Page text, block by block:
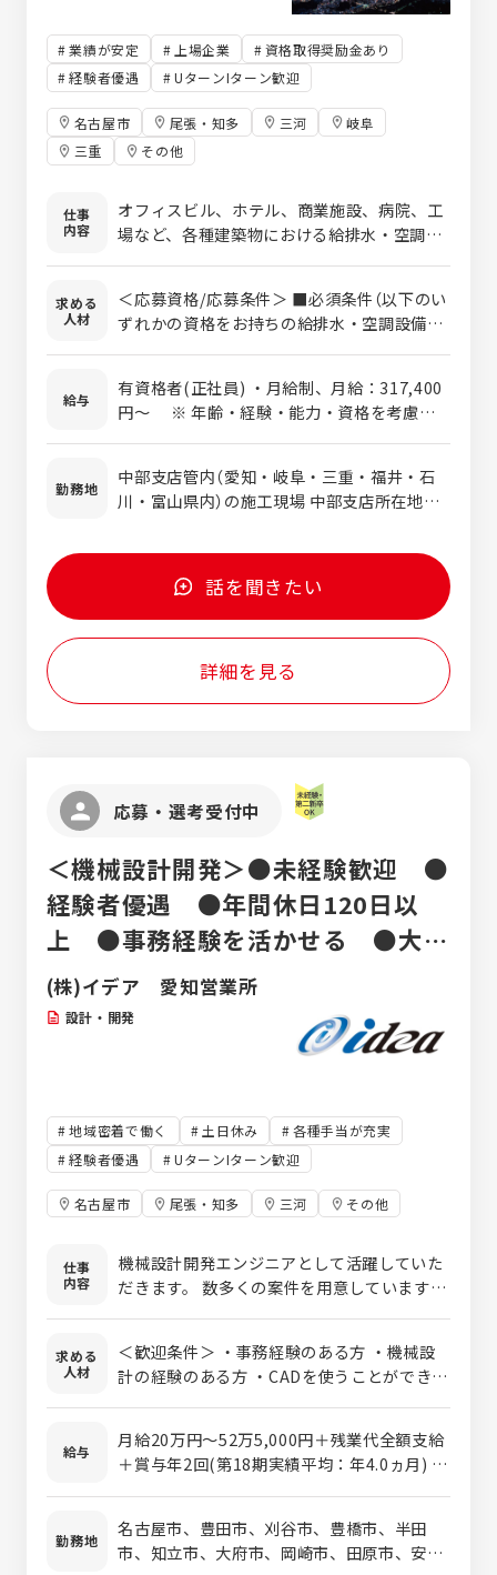
業績が安定 上場企業
資格取得奨励金あり
経験者優遇
UターンIターン歓迎
名古屋市 尾張・知多 三河
岐阜
三重
その他
仕事
内容
オフィスビル、ホテル、商業施設、病院、工
場など、各種建築物における給排水・空調設
理・資材管理・安全管理・労務管理・原価管
理・品質管理などを通じて、現場のモチベー
ション・生産性を高めていく役割です。ゼネ
コンや工事業者、施主など、様々な関係者と
の折衝も担当していただきます。 物件の規模
テップアップできます。入社2〜3年は、社内
のルールや関電工の仕事のスタイルを学んで
落ち着けて仕事に取り組んでください。
求める
人材
＜応募資格/応募条件＞ ■必須条件（以下のい
ずれかの資格をお持ちの給排水・空調設備工
工事施工管理技士 ※40歳以上の方は「1級
管工事施工管理技士」保有が必須となりま
す。 ■歓迎条件 ・1級管工事施工管理技士
（監理技術者）受験資格保有 ・給排水・空調設
備工事の現場代理人経験のある方 ■求める人
給与
有資格者(正社員) ・月給制、月給：317,400
円～ ※ 年齢・経験・能力・資格を考慮の
25歳/673万円、30歳/723万円、35歳/945
万円、40歳/1,076万円、45歳/1,123万円
験・資格により上下する可能性があります。
勤務地
中部支店管内（愛知・岐阜・三重・福井・石
川・富山県内）の施工現場 中部支店所在地：
6階 （最寄駅：伏見駅、徒歩5分） ※転勤：工
事対応で他県に出張の可能性有り（特に静
岡・長野県） 受動喫煙対策：屋内執務フロア
全面禁煙
話を聞きたい
詳細を見る
応募・選考受付中
＜機械設計開発＞●未経験歓迎 ●
経験者優遇 ●年間休日120日以
上 ●事務経験を活かせる ●大手
企業開発PJに携われる
(株)イデア 愛知営業所
設計・開発
地域密着で働く 土日休み
各種手当が充実
経験者優遇
UターンIターン歓迎
名古屋市 尾張・知多 三河 その他
仕事
内容
機械設計開発エンジニアとして活躍していた
だきます。 数多くの案件を用意していますの
分野で、設計・開発・評価などの業務に携わ
ることができます。 未経験でも教育制度がし
っかりありますので安心です。 《プロジェク
トを一部紹介》 ■製品設計 【自動車・二輪
車】 ◎車体設計（バックドア、ボデーシェル、
サンルーフ等） ◎EV自動車向けモータ、イン
り系等の設計 ◎トランスミッションの開発設
計・VA検討 ◎内装設計（インパネ、トリム、
求める
人材
＜歓迎条件＞ ・事務経験のある方 ・機械設
計の経験のある方 ・CADを使うことができる
これまでの経験を活かし『設計者』として更な
るスキルアップを目指したい方 ■下記いずれ
かの経験・スキルをお持ちの方は大歓迎！ ◎
理工・情報系の学校（高校・高専・大学）を卒
業された方 ◎自動車やバイク等の輸送機器や
給与
月給20万円～52万5,000円＋残業代全額支給
＋賞与年2回(第18期実績平均：年4.0ヵ月) ※
生、給与に変わりはありません) 《実際の給与
例》 ■年収410万円／20代 ※月給、各種手
勤務地
名古屋市、豊田市、刈谷市、豊橋市、半田
市、知立市、大府市、岡崎市、田原市、安城